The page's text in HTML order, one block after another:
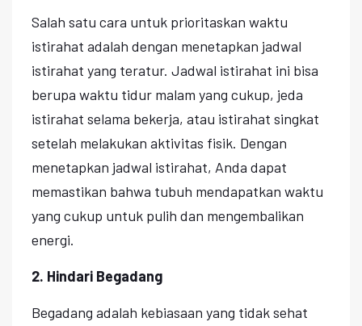
Salah satu cara untuk prioritaskan waktu
istirahat adalah dengan menetapkan jadwal
istirahat yang teratur. Jadwal istirahat ini bisa
berupa waktu tidur malam yang cukup, jeda
istirahat selama bekerja, atau istirahat singkat
setelah melakukan aktivitas fisik. Dengan
menetapkan jadwal istirahat, Anda dapat
memastikan bahwa tubuh mendapatkan waktu
yang cukup untuk pulih dan mengembalikan
energi.
2. Hindari Begadang
Begadang adalah kebiasaan yang tidak sehat